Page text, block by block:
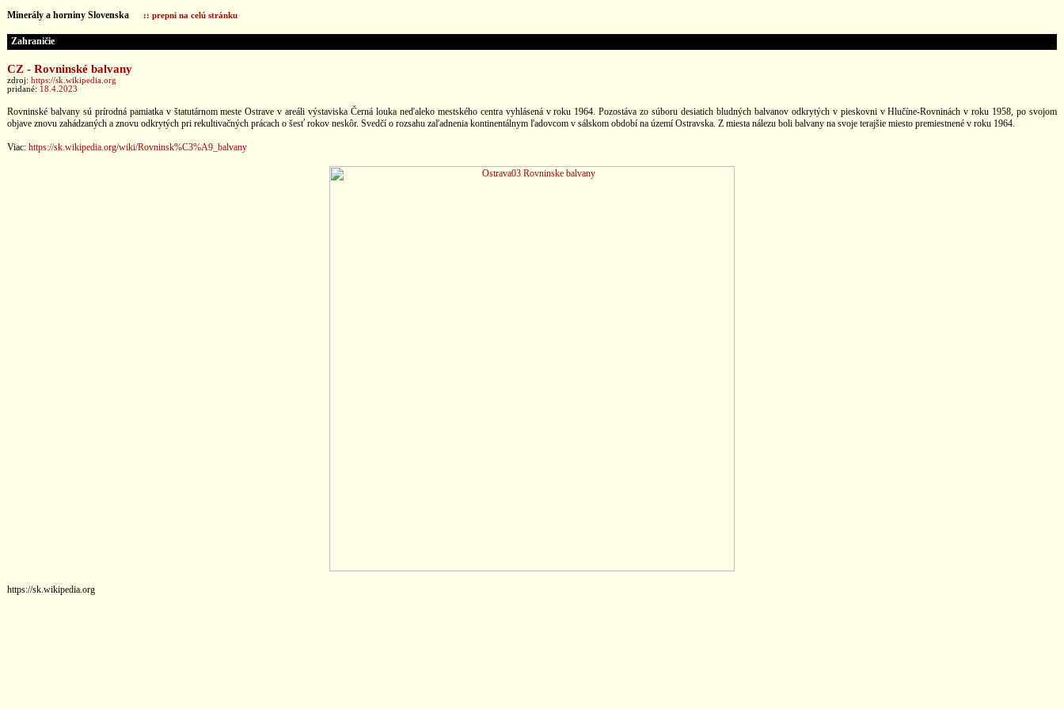
Minerály a horniny Slovenska :: prepni na celú stránku
Zahraničie
CZ - Rovninské balvany
zdroj: https://sk.wikipedia.org
pridané: 18.4.2023
Rovninské balvany sú prírodná pamiatka v štatutárnom meste Ostrave v areáli výstaviska Černá louka neďaleko mestského centra vyhlásená v roku 1964. Pozostáva zo súboru desiatich bludných balvanov odkrytých v pieskovni v Hlučíne-Rovninách v roku 1958, po svojom
objave znovu zahádzaných a znovu odkrytých pri rekultivačných prácach o šesť rokov neskôr. Svedčí o rozsahu zaľadnenia kontinentálnym ľadovcom v sálskom období na území Ostravska. Z miesta nálezu boli balvany na svoje terajšie miesto premiestnené v roku 1964.
Viac: https://sk.wikipedia.org/wiki/Rovninsk%C3%A9_balvany
https://sk.wikipedia.org